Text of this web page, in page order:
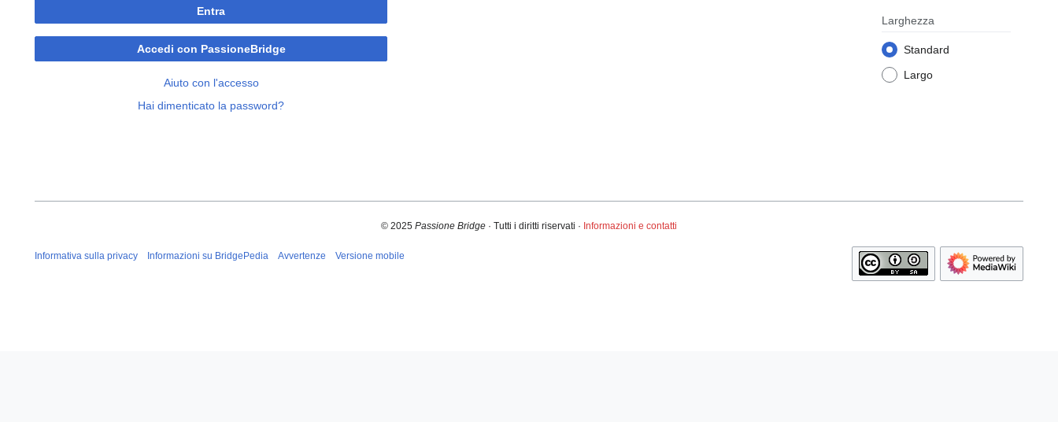
Larghezza
Standard
Largo
Entra
Accedi con PassioneBridge
Aiuto con l'accesso
Hai dimenticato la password?
© 2025 Passione Bridge · Tutti i diritti riservati · Informazioni e contatti
Informativa sulla privacy Informazioni su BridgePedia Avvertenze Versione mobile